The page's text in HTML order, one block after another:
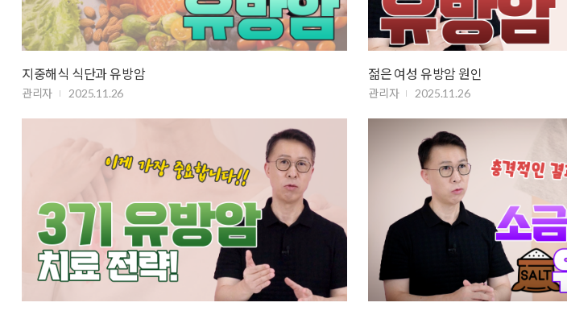
지중해식 식단과 유방암
관리자 2025.11.26
젊은 여성 유방암 원인
관리자 2025.11.26